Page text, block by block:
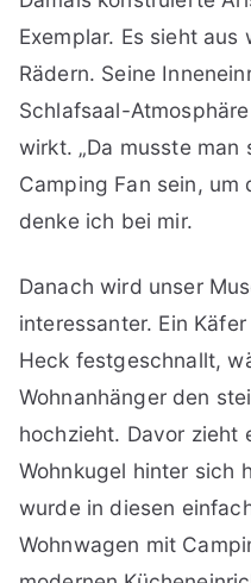
Exemplar. Es sieht
Rädern. Seine
Schlafsaal-
wirkt. „Da musste
Camping Fan sein, um
denke ich bei mir.
Danach wird unser
interessanter. Ein
Heck festgeschnallt,
Wohnanhänger den
hochzieht. Davor zieht
Wohnkugel hinter sich
wurde in diesen
Wohnwagen mit